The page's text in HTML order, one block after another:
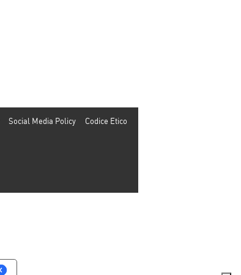
Social Media Policy Codice Etico